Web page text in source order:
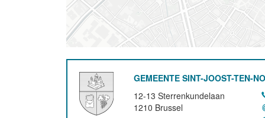
GEMEENTE SINT-JOOST-TEN-
12-13 Sterrenkundelaan
1210 Brussel